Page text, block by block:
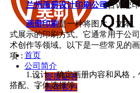
首页
公司简介
资质证书
合作客户
兰州画册设计印刷公司 告诉您
画册印刷是一种将图片、文本
式展示的印刷方式。它通常用于公
术创作等领域。以下是一些常见的
项：
1.设计：确定画册内容和风格，
搭配、字体选择等。